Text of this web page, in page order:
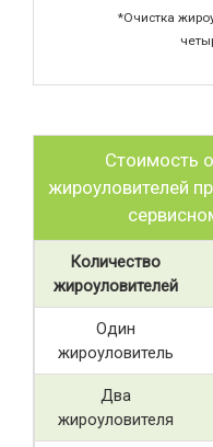
*Очистка
Стоимость
жироуловителей
Количество
жироуловителей
Один
жироуловитель
Два
жироуловителя